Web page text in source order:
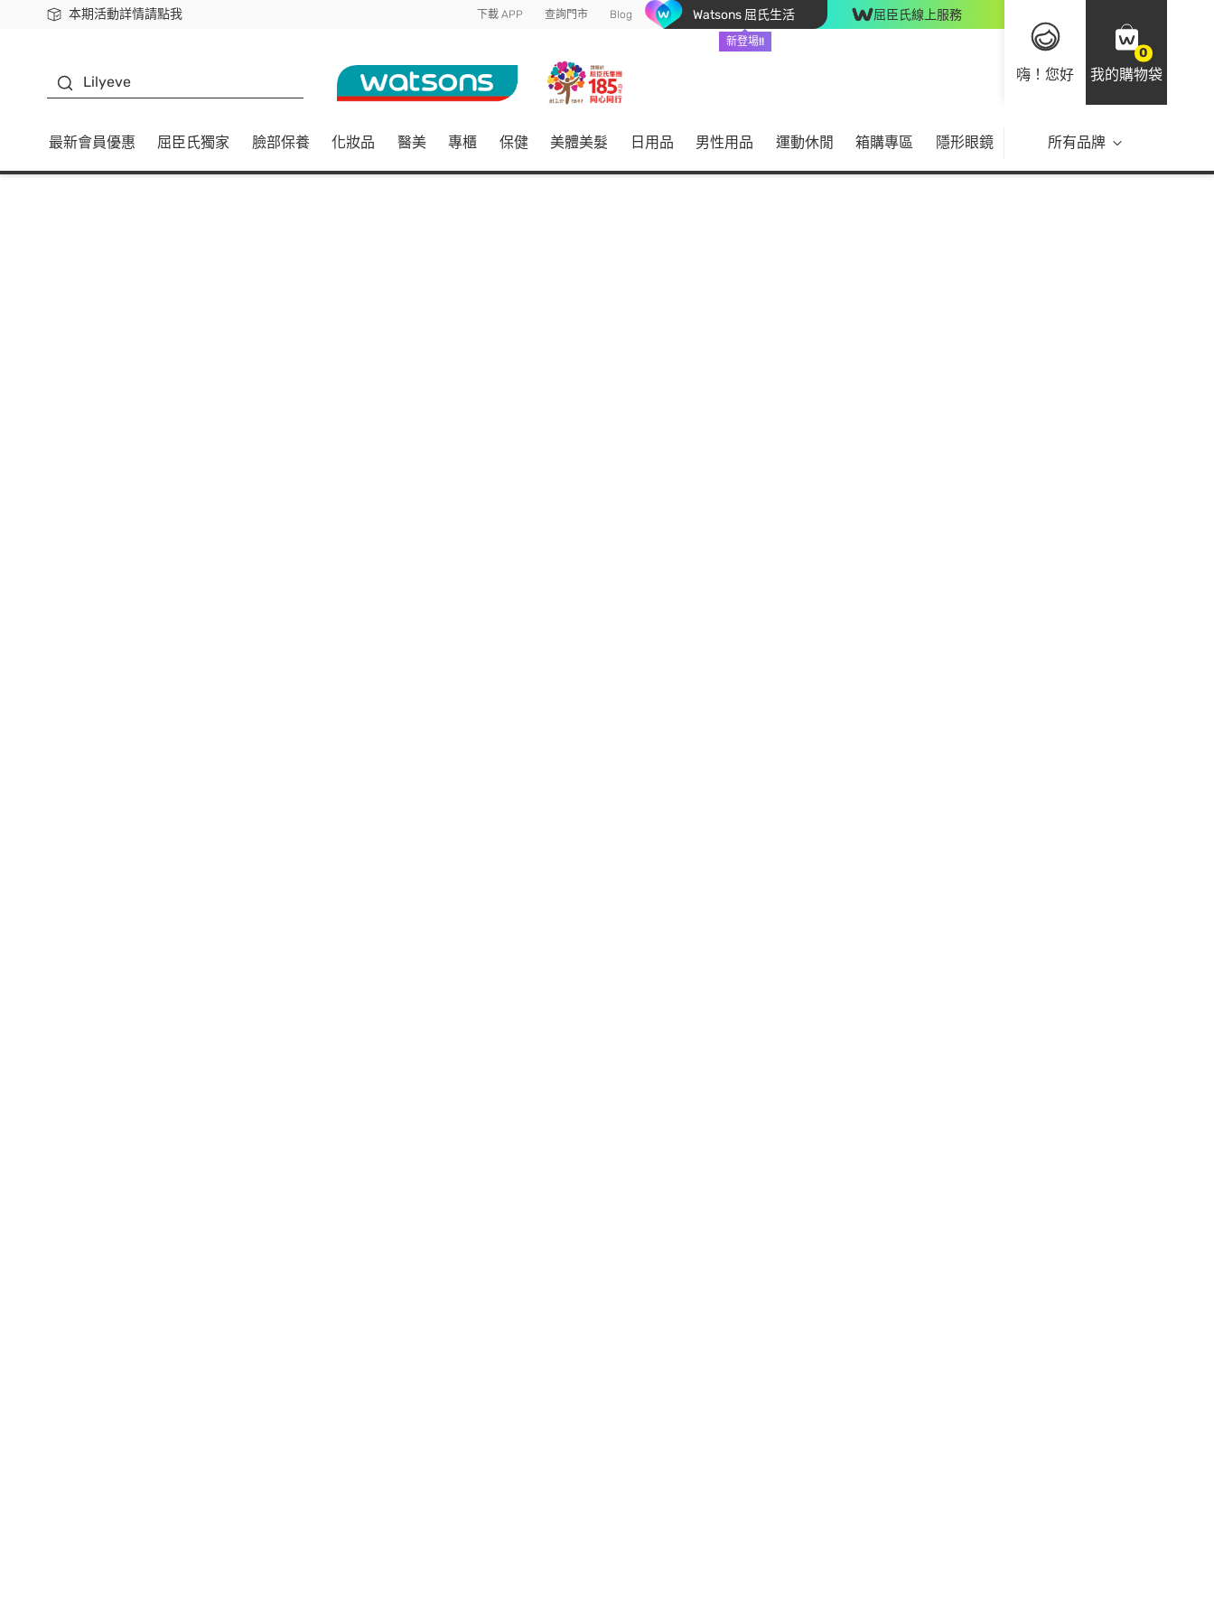
本期活動詳情請點我
下載app最高回饋$350 下載 APP 查詢門市 Blog Watsons 屈氏生活
新登場!!
屈臣氏線上服務
嗨！您好
0
我的購物袋
Lilyeve
最新會員優惠 屈臣氏獨家 臉部保養 化妝品 醫美 專櫃 保健 美體美髮 日用品 男性用品 運動休閒 箱購專區 隱形眼鏡 所有品牌